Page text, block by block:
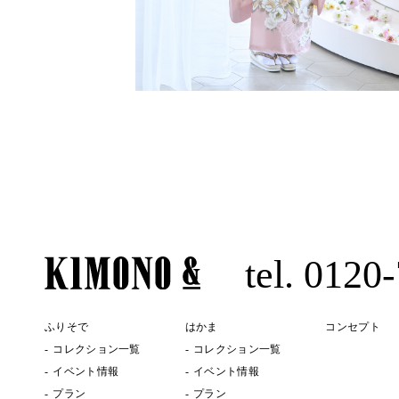
tel.
ふりそで
コレクション一覧
イベント情報
プラン
はかま
コレクション一覧
イベント情報
プラン
コンセプト